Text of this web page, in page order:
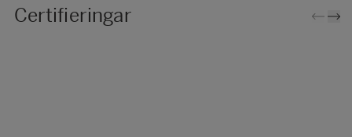
Certifieringar